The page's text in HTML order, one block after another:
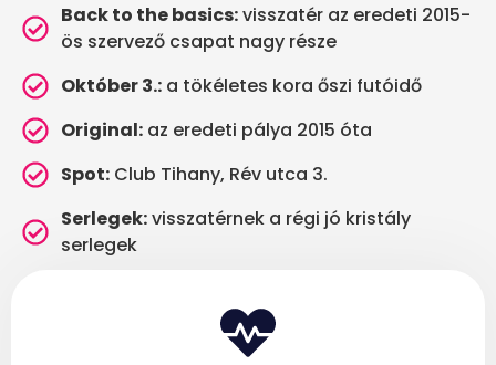
Back to the basics:visszatér az eredeti 2015-
ös szervező csapat nagy része
Október 3.: a tökéletes kora őszi futóidő
Original: az eredeti pálya 2015 óta
Spot: Club Tihany, Rév utca 3.
Serlegek:visszatérnek a régi jó kristály
serlegek